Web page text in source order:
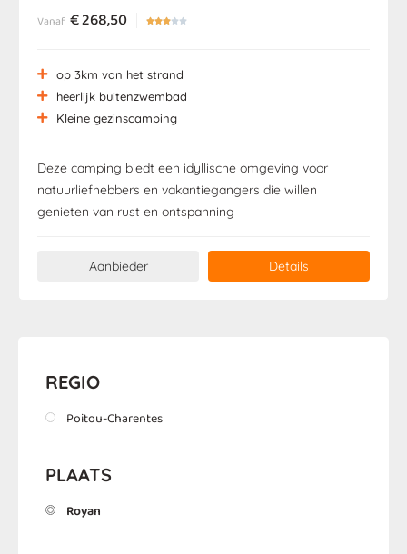
REGIO
Poitou-Charentes
PLAATS
Royan
Vanaf €268,50  
op 3km van het strand
heerlijk buitenzwembad
Kleine gezinscamping
Deze camping biedt een idyllische omgeving voor
natuurliefhebbers en vakantiegangers die willen
genieten van rust en ontspanning
Aanbieder Details